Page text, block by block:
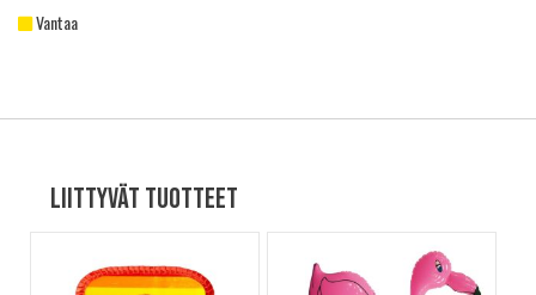
Vantaa
Liittyvät tuotteet